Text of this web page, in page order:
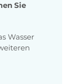
Sie
Wasser